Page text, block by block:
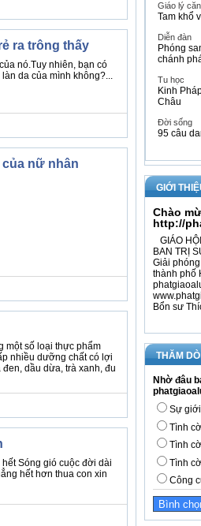
ra trông thấy
nó.Tuy nhiên, bạn có
da của mình không?...
của nữ nhân
một số loại thực phẩm
nhiều dưỡng chất có lợi
dầu dừa, trà xanh, đu
Sóng gió cuộc đời dài
hết hơn thua con xin
Giáo lý
Tam khổ
Diễn đàn
Phóng
chánh
Tu học
Kinh
Châu
Đời sống
95 câu
GIỚI
Chào
http://
GIÁO
BAN TRỊ
Giải phóng
thành phố
Bổn sư
THĂM
Nhờ đâu
Sự
Tình
Tình
Tình
Công